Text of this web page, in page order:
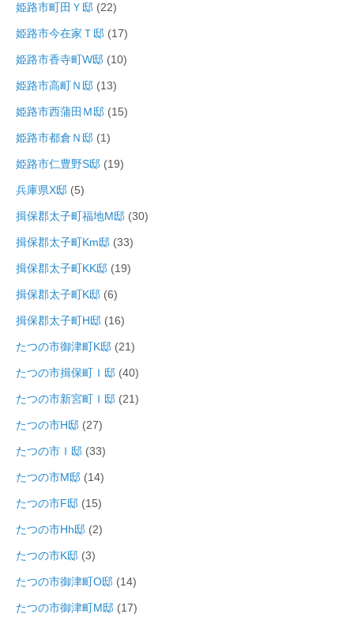
姫路市町田Ｙ邸 (22)
姫路市今在家Ｔ邸 (17)
姫路市香寺町W邸 (10)
姫路市高町Ｎ邸 (13)
姫路市西蒲田Ｍ邸 (15)
姫路市都倉Ｎ邸 (1)
姫路市仁豊野S邸 (19)
兵庫県X邸 (5)
揖保郡太子町福地M邸 (30)
揖保郡太子町Km邸 (33)
揖保郡太子町KK邸 (19)
揖保郡太子町K邸 (6)
揖保郡太子町H邸 (16)
たつの市御津町K邸 (21)
たつの市揖保町Ｉ邸 (40)
たつの市新宮町Ｉ邸 (21)
たつの市H邸 (27)
たつの市Ｉ邸 (33)
たつの市M邸 (14)
たつの市F邸 (15)
たつの市Hh邸 (2)
たつの市K邸 (3)
たつの市御津町O邸 (14)
たつの市御津町M邸 (17)